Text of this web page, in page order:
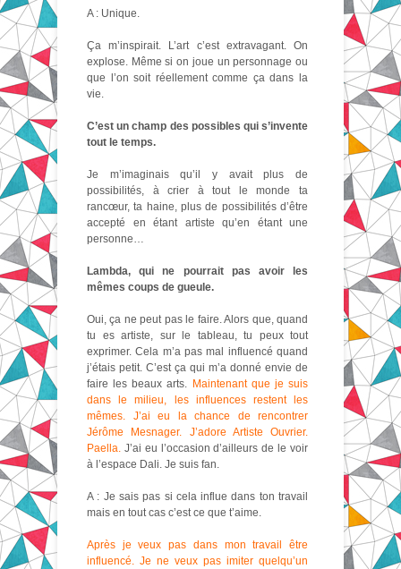
A : Unique.
Ça m’inspirait. L’art c’est extravagant. On
explose. Même si on joue un personnage ou
que l’on soit réellement comme ça dans la
vie.
C’est un champ des possibles qui s’invente
tout le temps.
Je m’imaginais qu’il y avait plus de
possibilités, à crier à tout le monde ta
rancœur, ta haine, plus de possibilités d’être
accepté en étant artiste qu’en étant une
personne…
Lambda, qui ne pourrait pas avoir les
mêmes coups de gueule.
Oui, ça ne peut pas le faire. Alors que, quand
tu es artiste, sur le tableau, tu peux tout
exprimer. Cela m’a pas mal influencé quand
j’étais petit. C’est ça qui m’a donné envie de
faire les beaux arts. Maintenant que je suis
dans le milieu, les influences restent les
mêmes. J’ai eu la chance de rencontrer
Jérôme Mesnager. J’adore Artiste Ouvrier.
Paella. J’ai eu l’occasion d’ailleurs de le voir
à l’espace Dali. Je suis fan.
A : Je sais pas si cela influe dans ton travail
mais en tout cas c’est ce que t’aime.
Après je veux pas dans mon travail être
influencé. Je ne veux pas imiter quelqu’un